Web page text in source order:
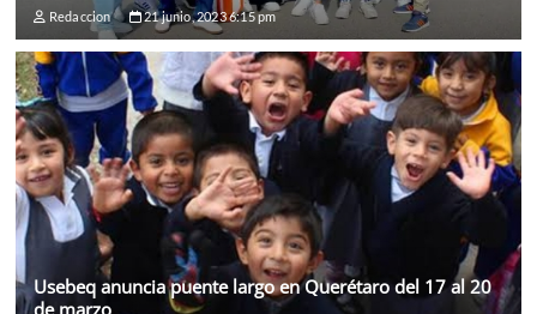
Redaccion 21 junio, 2023 6:15 pm
Usebeq anuncia puente largo en Querétaro del 17 al 20